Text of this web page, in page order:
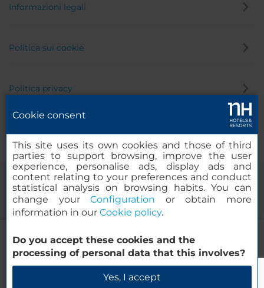
NH Zamora Palacio del Duero
Verifica la disponibilità
Informazioni legali
Politica sui cookie
Politica privacy
© 2000-2026 MINOR HOTELS EUROPE & AMERICAS Santa Engracia
120. 28003 Madrid, Spagna
Cookie consent
This site uses its own cookies and those of third
parties to support browsing, improve the user
experience, personalise ads, display ads and
content relating to your preferences and conduct
statistical analysis on browsing habits. You can
change yourConfiguration or obtain more
information in our Cookie policy.
Do you accept these cookies and the
processing of personal data that this involves?
Yes, I accept